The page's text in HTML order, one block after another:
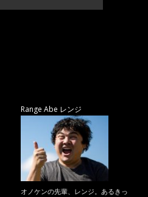
Range Abe レンジ
オノケンの先輩、レンジ。あるきっ